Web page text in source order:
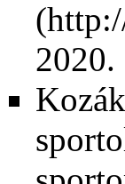
2020.